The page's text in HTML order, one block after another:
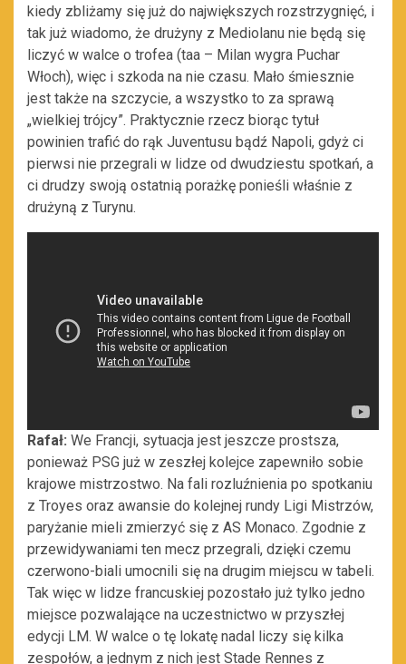
kiedy zbliżamy się już do największych rozstrzygnięć, i
tak już wiadomo, że drużyny z Mediolanu nie będą się
liczyć w walce o trofea (taa – Milan wygra Puchar
Włoch), więc i szkoda na nie czasu. Mało śmiesznie
jest także na szczycie, a wszystko to za sprawą
„wielkiej trójcy”. Praktycznie rzecz biorąc tytuł
powinien trafić do rąk Juventusu bądź Napoli, gdyż ci
pierwsi nie przegrali w lidze od dwudziestu spotkań, a
ci drudzy swoją ostatnią porażkę ponieśli właśnie z
drużyną z Turynu.
Rafał: We Francji, sytuacja jest jeszcze prostsza,
ponieważ PSG już w zeszłej kolejce zapewniło sobie
krajowe mistrzostwo. Na fali rozluźnienia po spotkaniu
z Troyes oraz awansie do kolejnej rundy Ligi Mistrzów,
paryżanie mieli zmierzyć się z AS Monaco. Zgodnie z
przewidywaniami ten mecz przegrali, dzięki czemu
czerwono-biali umocnili się na drugim miejscu w tabeli.
Tak więc w lidze francuskiej pozostało już tylko jedno
miejsce pozwalające na uczestnictwo w przyszłej
edycji LM. W walce o tę lokatę nadal liczy się kilka
zespołów, a jednym z nich jest Stade Rennes z